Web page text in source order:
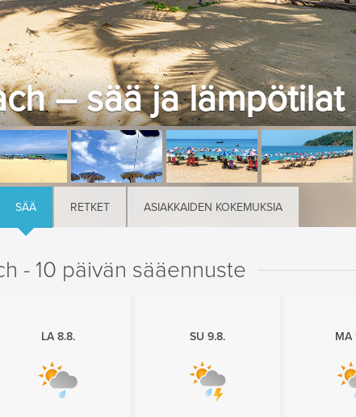
– sää ja lämpötilat
SÄÄ RETKET ASIAKKAIDEN KOKEMUKSIA
- 10 päivän sääennuste
LA 8.8. SU 9.8. MA